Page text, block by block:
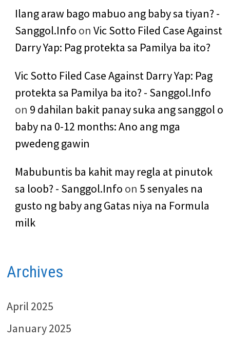
Ilang araw bago mabuo ang baby sa tiyan? -
Sanggol.Info on Vic Sotto Filed Case Against
Darry Yap: Pag protekta sa Pamilya ba ito?
Vic Sotto Filed Case Against Darry Yap: Pag
protekta sa Pamilya ba ito? - Sanggol.Info
on 9 dahilan bakit panay suka ang sanggol o
baby na 0-12 months: Ano ang mga
pwedeng gawin
Mabubuntis ba kahit may regla at pinutok
sa loob? - Sanggol.Info on 5 senyales na
gusto ng baby ang Gatas niya na Formula
milk
Archives
April 2025
January 2025